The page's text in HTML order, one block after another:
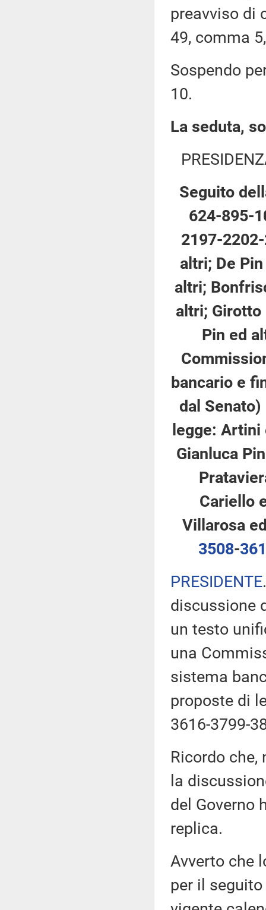
preavviso di
49, comma
Sospendo
10.
La seduta,
Seguito
624-895-
2197-
altri; De
altri;
altri; Girotto
Pin ed
bancario e
dal
legge:
Gianluca
Cariello
Villarosa
3508-
PRESIDENTE
discussione
un testo
una
sistema
proposte di
3616-3799-
Ricordo
la
del Governo
replica.
Avverto che
per il